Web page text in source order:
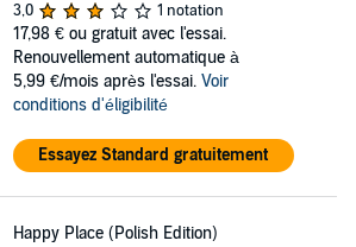
3,0
1 notation
17,98 € ou gratuit avec l'essai.
Renouvellement automatique à
5,99 €/mois après l'essai. Voir
conditions d'éligibilité
Essayez Standard gratuitement
Happy Place (Polish Edition)